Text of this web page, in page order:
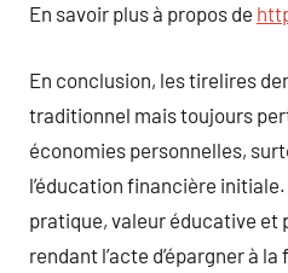
En savoir plus à propos de
En conclusion, les tirelires
traditionnel mais toujours
économies personnelles,
l’éducation financière
pratique, valeur éducative et
rendant l’acte d’épargner à